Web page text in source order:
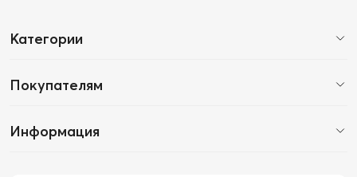
Категории
Покупателям
Информация